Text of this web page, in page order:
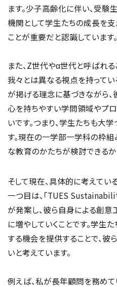
ます。少子高齢化に伴い、受験
機関として学生たちの成長を
ことが重要だと認識しています。
また、Z世代やα世代と呼ばれ
我々とは異なる視点を持ってい
が掲げる理念に基づきながら
心を持ちやすい学問領域やプ
いです。つまり、学生たちも大
す。現在の一学部一学科の枠
な教育のかたちが検討できるか
そして現在、具体的に考えてい
一つ目は、「TUES
が発案し、彼ら自身による創
に増やしていくことです。学生
する機会を提供することで、
いと考えています。
例えば、私が長年顧問を務め